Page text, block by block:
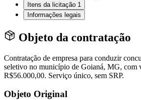
Itens da licitação 1
Informações legais
Objeto da contratação
Contratação de empresa para conduzir
seletivo no município de Goianá, MG, com
R$56.000,00. Serviço único, sem SRP.
Objeto Original